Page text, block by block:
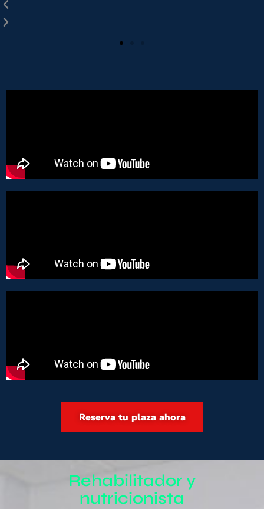
Reserva tu plaza ahora
Rehabilitador y
nutricionista